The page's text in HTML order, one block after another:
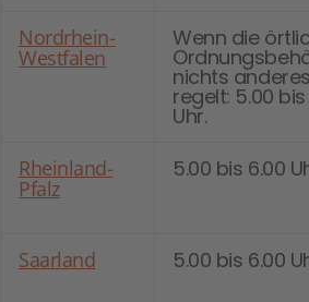
Nordrhein-
Westfalen
Wenn die
nichts anderes
regelt: 5.00 bis
Uhr.
Rheinland-
Pfalz
5.00 bis 6.00
Saarland 5.00 bis 6.00